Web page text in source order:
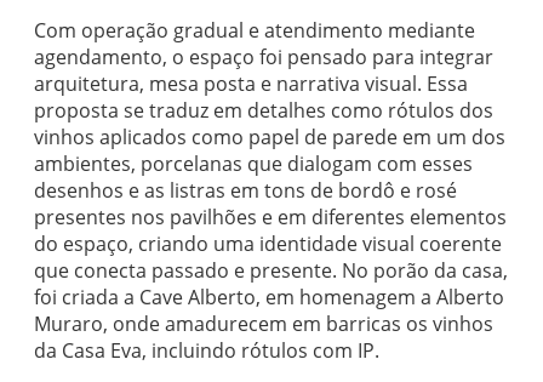
Com operação gradual e atendimento mediante
agendamento, o espaço foi pensado para integrar
arquitetura, mesa posta e narrativa visual. Essa
proposta se traduz em detalhes como rótulos dos
vinhos aplicados como papel de parede em um dos
ambientes, porcelanas que dialogam com esses
desenhos e as listras em tons de bordô e rosé
presentes nos pavilhões e em diferentes elementos
do espaço, criando uma identidade visual coerente
que conecta passado e presente. No porão da casa,
foi criada a Cave Alberto, em homenagem a Alberto
Muraro, onde amadurecem em barricas os vinhos
da Casa Eva, incluindo rótulos com IP.